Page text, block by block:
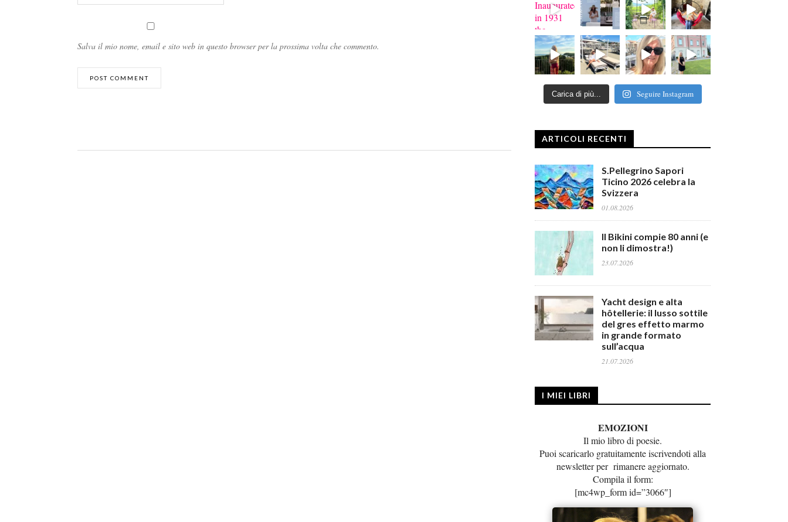
Salva il mio nome, email e sito web in questo browser per la prossima volta che commento.
Carica di più... Seguire Instagram
ARTICOLI RECENTI
S.Pellegrino Sapori
Ticino 2026 celebra la
Svizzera
01.08.2026
Il Bikini compie 80 anni (e
non li dimostra!)
23.07.2026
Yacht design e alta
hôtellerie: il lusso sottile
del gres effetto marmo
in grande formato
sull’acqua
21.07.2026
I MIEI LIBRI
EMOZIONI
Il mio libro di poesie.
Puoi scaricarlo gratuitamente iscrivendoti alla
newsletter per rimanere aggiornato.
Compila il form:
[mc4wp_form id=”3066″]